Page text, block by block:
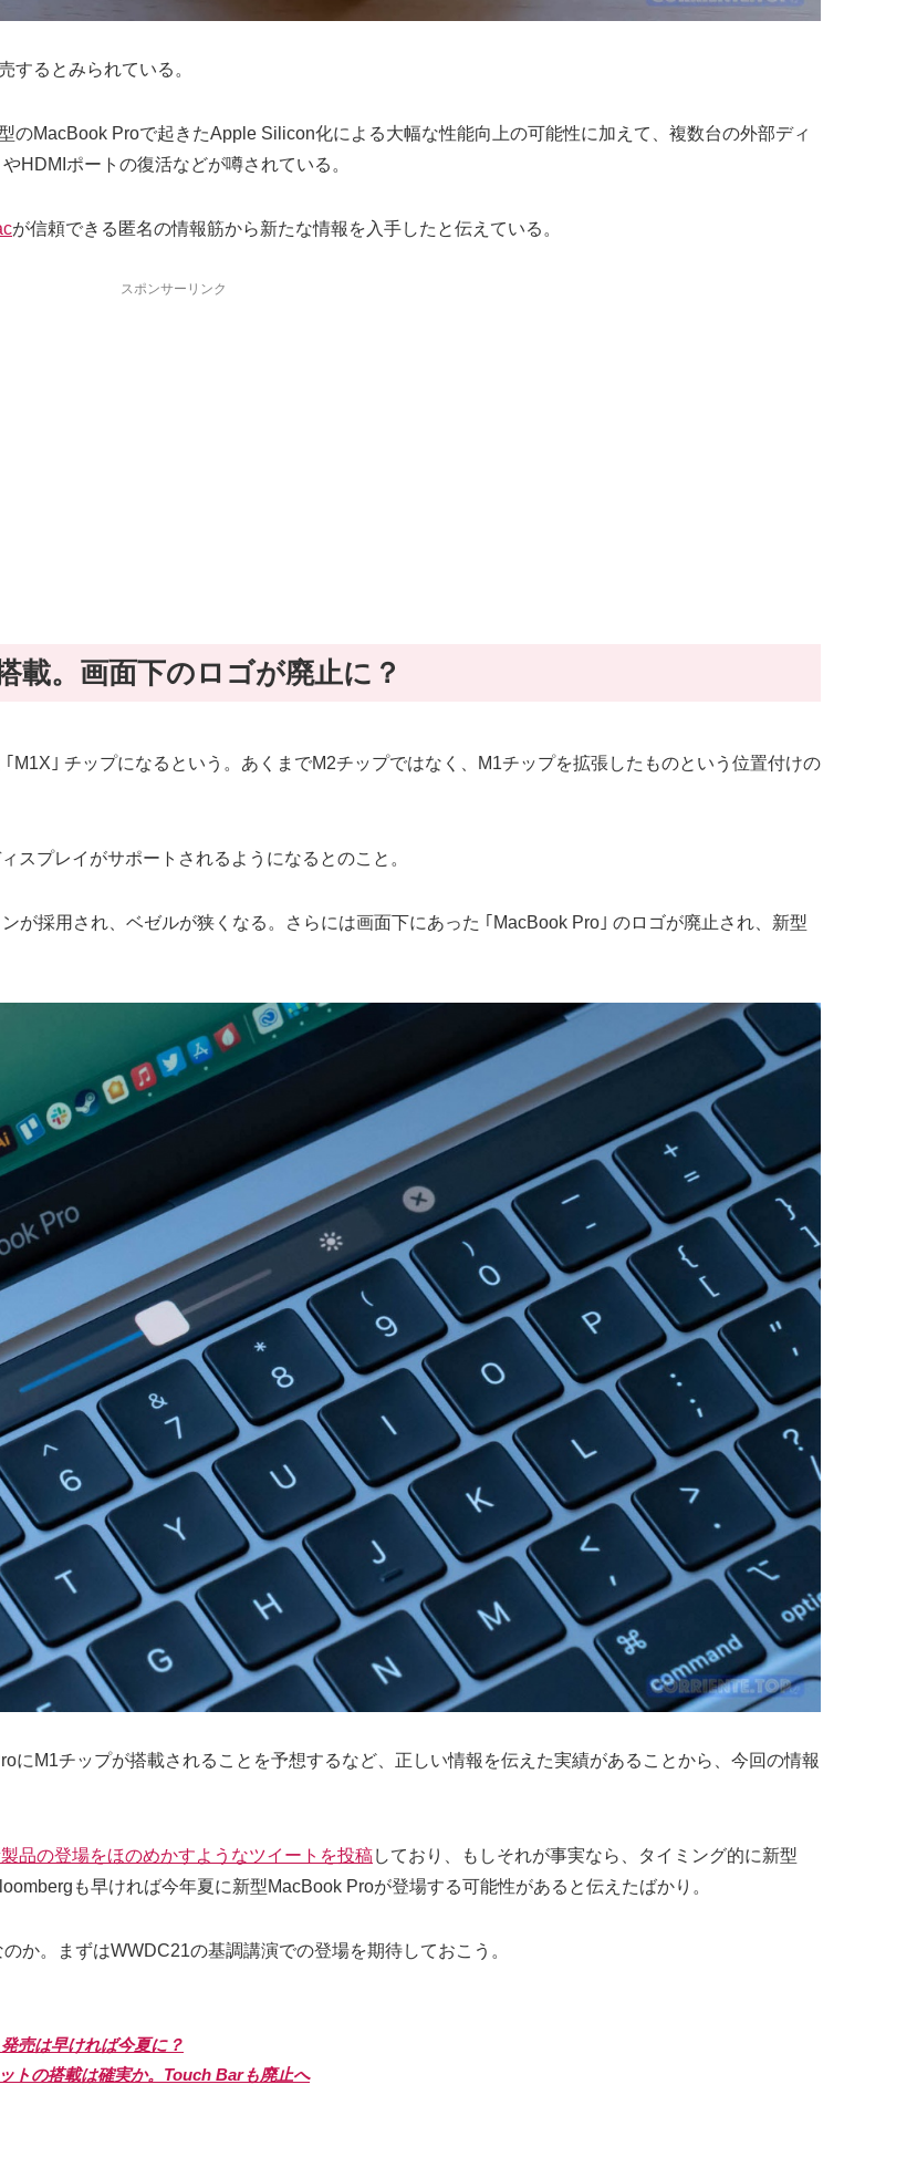
するとみられている。
のMacBook Proで起きたApple Silicon化による大幅な性能向上の可能性に加えて、複数台の外部ディ
HDMIポートの復活などが噂されている。
が信頼できる匿名の情報筋から新たな情報を入手したと伝えている。
スポンサーリンク
載。画面下のロゴが廃止に？
M1X｣ チップになるという。あくまでM2チップではなく、M1チップを拡張したものという位置付けの
スプレイがサポートされるようになるとのこと。
が採用され、ベゼルが狭くなる。さらには画面下にあった ｢MacBook Pro｣ のロゴが廃止され、新型
にM1チップが搭載されることを予想するなど、正しい情報を伝えた実績があることから、今回の情報
品の登場をほのめかすようなツイートを投稿しており、もしそれが事実なら、タイミング的に新型
も早ければ今年夏に新型MacBook Proが登場する可能性があると伝えたばかり。
か。まずはWWDC21の基調講演での登場を期待しておこう。
売は早ければ今夏に？
トの搭載は確実か。Touch Barも廃止へ